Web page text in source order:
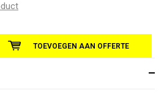
TOEVOEGEN AAN OFFERTE